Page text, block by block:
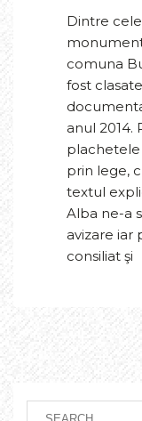
Dintre
comuna
fost
anul
plachetele
prin lege,
textul
Alba ne-a
avizare iar
consiliat şi